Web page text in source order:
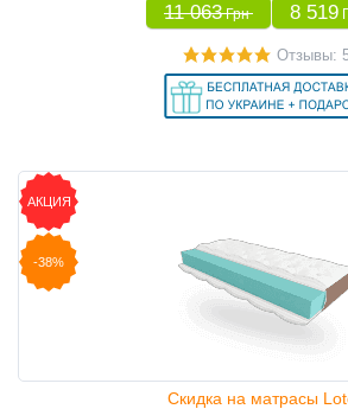
11 063 Грн 8 519
Отзывы:
АКЦИЯ
-38%
Скидка на матрасы